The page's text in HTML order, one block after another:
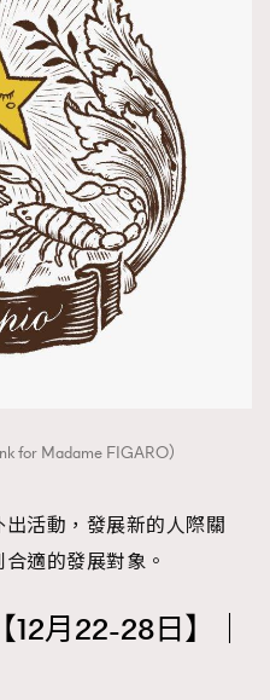
for Madame FIGARO）
活動，發展新的人際關
適的發展對象。
月22-28日】｜